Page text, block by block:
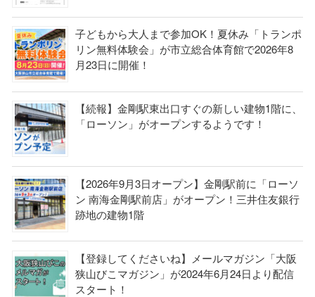
子どもから大人まで参加OK！夏休み「トランポ
リン無料体験会」が市立総合体育館で2026年8
月23日に開催！
【続報】金剛駅東出口すぐの新しい建物1階に、
「ローソン」がオープンするようです！
【2026年9月3日オープン】金剛駅前に「ローソ
ン 南海金剛駅前店」がオープン！三井住友銀行
跡地の建物1階
【登録してくださいね】メールマガジン「大阪
狭山びこマガジン」が2024年6月24日より配信
スタート！